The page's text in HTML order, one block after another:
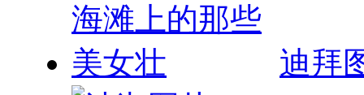
迪拜